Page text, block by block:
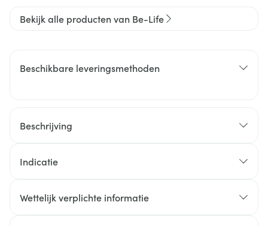
Bekijk alle producten van Be-Life
Beschikbare leveringsmethoden
Beschrijving
Indicatie
Wettelijk verplichte informatie